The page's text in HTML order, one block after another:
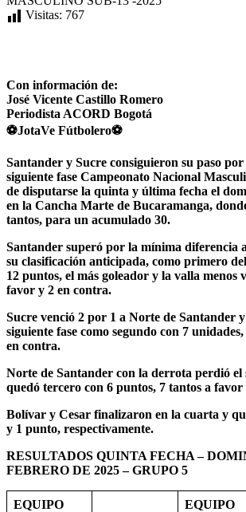
Visitas: 767
Con información de:
José Vicente Castillo Romero
Periodista ACORD Bogotá
⚽JotaVe Fútbolero⚽
Santander y Sucre consiguieron su paso
siguiente fase Campeonato Nacional
de disputarse la quinta y última fecha el
en la Cancha Marte de Bucaramanga,
tantos, para un acumulado 30.
Santander superó por la mínima diferencia
su clasificación anticipada, como primero
12 puntos, el más goleador y la valla menos
favor y 2 en contra.
Sucre venció 2 por 1 a Norte de Santander
siguiente fase como segundo con 7
en contra.
Norte de Santander con la derrota perdió el
quedó tercero con 6 puntos, 7 tantos a
Bolívar y Cesar finalizaron en la cuarta y
y 1 punto, respectivamente.
RESULTADOS QUINTA FECHA –
FEBRERO DE 2025 – GRUPO 5
EQUIPO EQUIPO